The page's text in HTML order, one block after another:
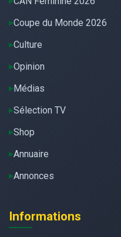
Coupe du Monde 2026
Culture
Opinion
Médias
Sélection TV
Shop
Annuaire
Annonces
Informations